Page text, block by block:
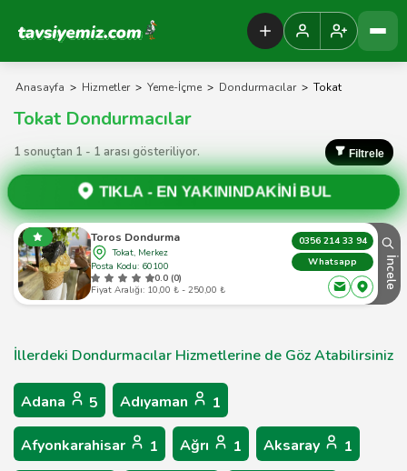
Tavsiyemiz Anasayfa
Anasayfa > Hizmetler > Yeme-İçme > Dondurmacılar > Tokat
Tokat Dondurmacılar
1 sonuçtan 1 - 1 arası gösteriliyor. Filtrele
TIKLA -EN YAKININDAKİNİ BUL
Toros Dondurma
Tokat, Merkez
Posta Kodu: 60100
0.0 (0)
Fiyat Aralığı: 10,00 ₺ - 250,00 ₺
0356 214 33 94
Whatsapp
İncele
İllerdeki Dondurmacılar Hizmetlerine de Göz Atabilirsiniz
Adana 5 Adıyaman 1
Afyonkarahisar 1 Ağrı 1 Aksaray 1